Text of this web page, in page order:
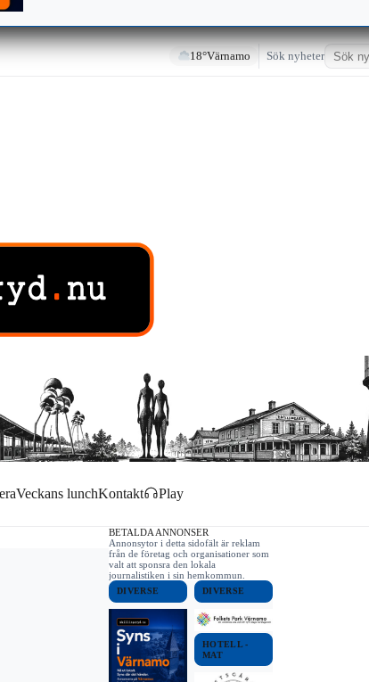
18°Värnamo Sök nyheter
Veckans lunchKontakt Play
BETALDA ANNONSER
Annonsytor i detta sidofält är reklam
från de företag och organisationer som
valt att sponsra den lokala
journalistiken i sin hemkommun.
DIVERSE DIVERSE
HOTELL -
MAT